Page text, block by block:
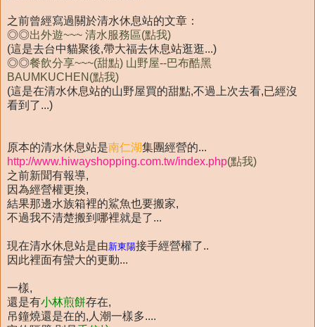
之前曾經寫過關於清水休息站的文章：
◎◎出外遊~~~ 清水服務區(點我)
(這是去台中貓聚後,帶大福去休息站逛逛...)
◎◎餐飲分享~~~(甜點) 山野屋--巴布酷黑
BAUMKUCHEN(點我)
(這是在清水休息站的山野屋買的甜點,不過上次去看,已經沒
看到了...)
原本的清水休息站是南仁湖集團經營的...
http://www.hiwayshopping.com.tw/index.php(點我)
之前新聞有報導,
因為經營權更換,
結果那邊水族箱裡的鯊魚也要搬家,
不過我不清楚搬到哪裡就是了...
現在清水休息站是由新東陽接手經營權了..
因此裡面有蠻大的更動...
一樣,
還是有小林煎餅存在,
吊鐘燒還是在的,人潮一樣多....